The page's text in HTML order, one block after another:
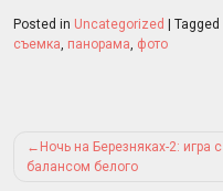
Posted in Uncategorized | Tagged
съемка, панорама, фото
Post
navigation
Ночь на Березняках-2: игра с
балансом белого